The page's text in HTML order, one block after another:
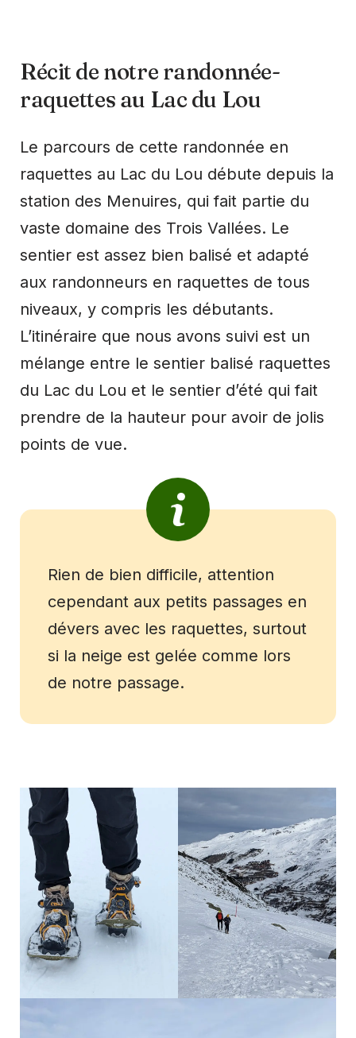
Récit de notre randonnée-
raquettes au Lac du Lou
Le parcours de cette randonnée en
raquettes au Lac du Lou débute depuis la
station des Menuires, qui fait partie du
vaste domaine des Trois Vallées. Le
sentier est assez bien balisé et adapté
aux randonneurs en raquettes de tous
niveaux, y compris les débutants.
L’itinéraire que nous avons suivi est un
mélange entre le sentier balisé raquettes
du Lac du Lou et le sentier d’été qui fait
prendre de la hauteur pour avoir de jolis
points de vue.
Rien de bien difficile, attention
cependant aux petits passages en
dévers avec les raquettes, surtout
si la neige est gelée comme lors
de notre passage.